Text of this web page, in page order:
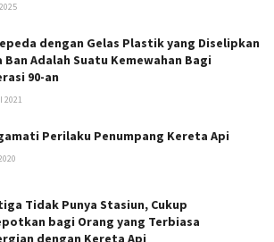
dengan Gelas Plastik yang Diselipkan
Ban Adalah Suatu Kemewahan Bagi
90-an
2021
Perilaku Penumpang Kereta Api
Tidak Punya Stasiun, Cukup
bagi Orang yang Terbiasa
dengan Kereta Api